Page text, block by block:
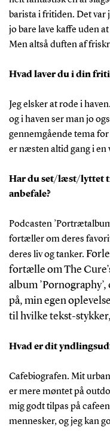
barista i fritiden. Det var
jo bare lave kaffe uden
Men altså duften af
Hvad laver du i din
Jeg elsker at rode i
og i haven ser man jo
gennemgående tema
er næsten altid gang i en
Har du set/læst/lyttet
anbefale?
Podcasten
fortæller om deres
deres liv og tanker.
fortælle om The
album
på, min egen
til hvilke tekst-
Hvad er dit
Cafebiografen. Mit
er mere møntet på
mig godt tilpas på
mennesker, og jeg kan